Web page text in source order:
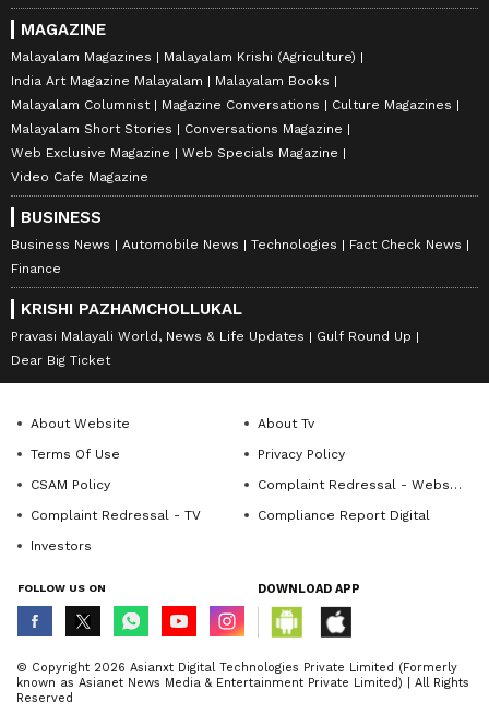
MAGAZINE
Malayalam Magazines
Malayalam Krishi (Agriculture)
India Art Magazine Malayalam
Malayalam Books
Malayalam Columnist
Magazine Conversations
Culture Magazines
Malayalam Short Stories
Conversations Magazine
Web Exclusive Magazine
Web Specials Magazine
Video Cafe Magazine
BUSINESS
Business News Automobile News Technologies
Fact Check News
Finance
KRISHI PAZHAMCHOLLUKAL
Pravasi Malayali World, News & Life Updates
Gulf Round Up
Dear Big Ticket
About Website
About Tv
Terms Of Use
Privacy Policy
CSAM Policy
Complaint Redressal - Website
Complaint Redressal - TV
Compliance Report Digital
Investors
FOLLOW US ON DOWNLOAD APP
© Copyright 2026 Asianxt Digital Technologies Private Limited (Formerly
known as Asianet News Media & Entertainment Private Limited) | All Rights
Reserved